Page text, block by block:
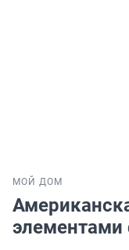
МОЙ ДОМ
элементами